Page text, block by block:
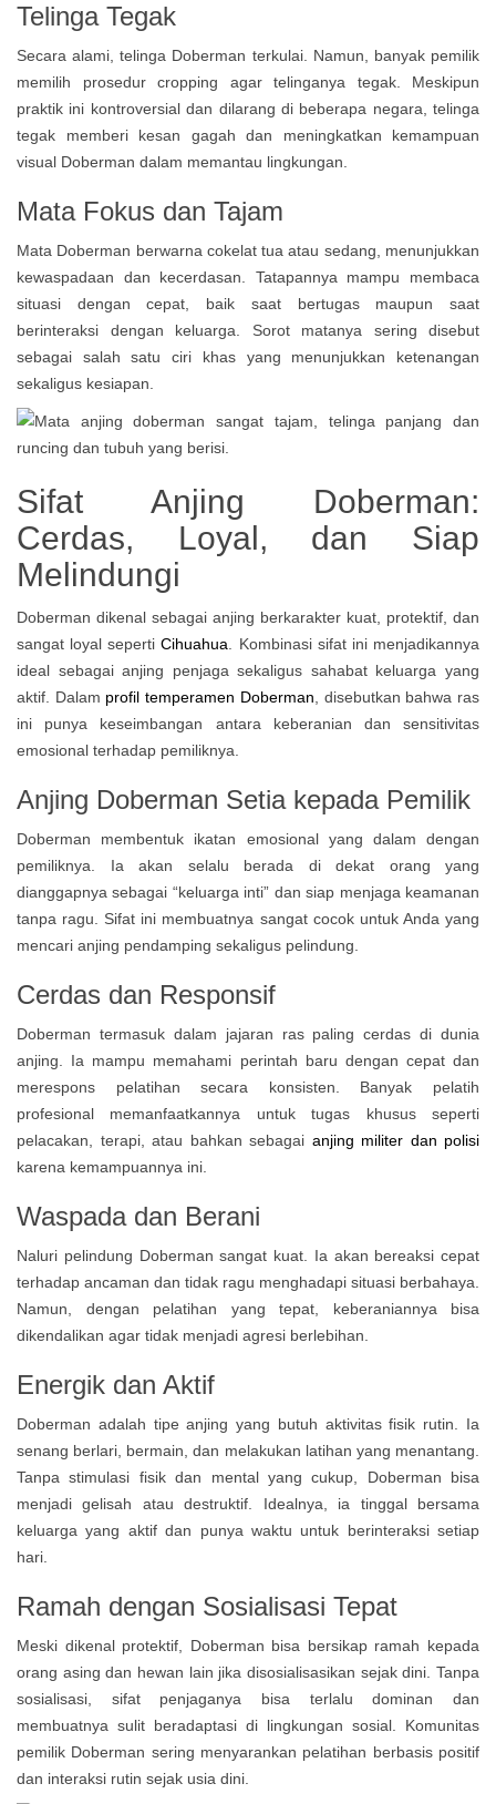
Telinga Tegak
Secara alami, telinga Doberman terkulai. Namun, banyak pemilik
memilih prosedur cropping agar telinganya tegak. Meskipun
praktik ini kontroversial dan dilarang di beberapa negara, telinga
tegak memberi kesan gagah dan meningkatkan kemampuan
visual Doberman dalam memantau lingkungan.
Mata Fokus dan Tajam
Mata Doberman berwarna cokelat tua atau sedang, menunjukkan
kewaspadaan dan kecerdasan. Tatapannya mampu membaca
situasi dengan cepat, baik saat bertugas maupun saat
berinteraksi dengan keluarga. Sorot matanya sering disebut
sebagai salah satu ciri khas yang menunjukkan ketenangan
sekaligus kesiapan.
Sifat Anjing Doberman:
Cerdas, Loyal, dan Siap
Melindungi
Doberman dikenal sebagai anjing berkarakter kuat, protektif, dan
sangat loyal sepertiCihuahua . Kombinasi sifat ini menjadikannya
ideal sebagai anjing penjaga sekaligus sahabat keluarga yang
aktif. Dalam profil temperamen Doberman , disebutkan bahwa ras
ini punya keseimbangan antara keberanian dan sensitivitas
emosional terhadap pemiliknya.
Anjing Doberman Setia kepada Pemilik
Doberman membentuk ikatan emosional yang dalam dengan
pemiliknya. Ia akan selalu berada di dekat orang yang
dianggapnya sebagai “keluarga inti” dan siap menjaga keamanan
tanpa ragu. Sifat ini membuatnya sangat cocok untuk Anda yang
mencari anjing pendamping sekaligus pelindung.
Cerdas dan Responsif
Doberman termasuk dalam jajaran ras paling cerdas di dunia
anjing. Ia mampu memahami perintah baru dengan cepat dan
merespons pelatihan secara konsisten. Banyak pelatih
profesional memanfaatkannya untuk tugas khusus seperti
pelacakan, terapi, atau bahkan sebagai anjing militer dan polisi
karena kemampuannya ini.
Waspada dan Berani
Naluri pelindung Doberman sangat kuat. Ia akan bereaksi cepat
terhadap ancaman dan tidak ragu menghadapi situasi berbahaya.
Namun, dengan pelatihan yang tepat, keberaniannya bisa
dikendalikan agar tidak menjadi agresi berlebihan.
Energik dan Aktif
Doberman adalah tipe anjing yang butuh aktivitas fisik rutin. Ia
senang berlari, bermain, dan melakukan latihan yang menantang.
Tanpa stimulasi fisik dan mental yang cukup, Doberman bisa
menjadi gelisah atau destruktif. Idealnya, ia tinggal bersama
keluarga yang aktif dan punya waktu untuk berinteraksi setiap
hari.
Ramah dengan Sosialisasi Tepat
Meski dikenal protektif, Doberman bisa bersikap ramah kepada
orang asing dan hewan lain jika disosialisasikan sejak dini. Tanpa
sosialisasi, sifat penjaganya bisa terlalu dominan dan
membuatnya sulit beradaptasi di lingkungan sosial. Komunitas
pemilik Doberman sering menyarankan pelatihan berbasis positif
dan interaksi rutin sejak usia dini.